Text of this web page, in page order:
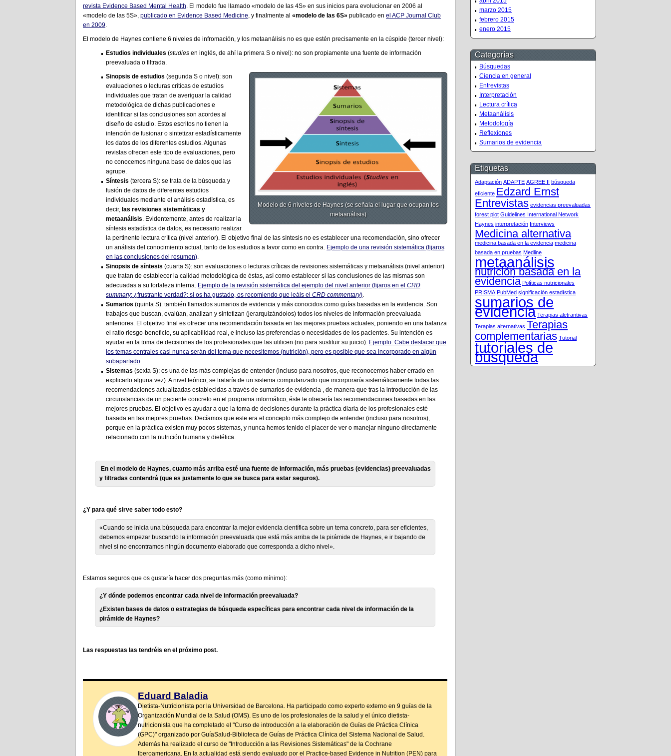
revista Evidence Based Mental Health. El modelo fue llamado «modelo de las 4S» en sus inicios para evolucionar en 2006 al
«modelo de las 5S», publicado en Evidence Based Medicine, y finalmente al «modelo de las 6S» publicado en el ACP Journal Club
en 2009.
El modelo de Haynes contiene 6 niveles de infromación, y los metaanálisis no es que estén precisamente en la cúspide (tercer nivel):
Estudios individuales (studies en inglés, de ahí la primera S o nivel): no son propiamente una fuente de información
preevaluada o filtrada.
Modelo de 6 niveles de Haynes (se señala el lugar que ocupan los
metaanálisis)
Sinopsis de estudios (segunda S o nivel): son
evaluaciones o lecturas críticas de estudios
individuales que tratan de averiguar la calidad
metodológica de dichas publicaciones e
identificar si las conclusiones son acordes al
diseño de estudio. Estos escritos no tienen la
intención de fusionar o sintetizar estadísticamente
los datos de los diferentes estudios. Algunas
revistas ofrecen este tipo de evaluaciones, pero
no conocemos ninguna base de datos que las
agrupe.
Síntesis (tercera S): se trata de la búsqueda y
fusión de datos de diferentes estudios
individuales mediante el análisis estadística, es
decir, las revisiones sistemáticas y
metaanálisis. Evidentemente, antes de realizar la
síntesis estadística de datos, es necesario realizar
la pertinente lectura crítica (nivel anterior). El objetivo final de las síntesis no es establecer una recomendación, sino ofrecer
un análisis del conocimiento actual, tanto de los estudios a favor como en contra. Ejemplo de una revisión sistemática (fijaros
en las conclusiones del resumen).
Sinopsis de síntesis (cuarta S): son evaluaciones o lecturas críticas de revisiones sistemáticas y metaanálisis (nivel anterior)
que tratan de establecer la calidad metodológica de éstas, así como establecer si las conclusiones de las mismas son
adecuadas a su fortaleza interna. Ejemplo de la revisión sistemática del ejemplo del nivel anterior (fijaros en el CRD
summary; ¿frustrante verdad?; si os ha gustado, os recomiendo que leáis el CRD commentary).
Sumarios (quinta S): también llamados sumarios de evidencia y más conocidos como guías basadas en la evidencia. Son
trabajos que buscan, evalúan, analizan y sintetizan (jerarquizándolos) todos los niveles de información preevaluada
anteriores. El objetivo final es ofrecer una recomendación basada en las mejores pruebas actuales, poniendo en una balanza
el ratio riesgo-beneficio, su aplicabilidad real, e incluso las preferencias o necesidades de los pacientes. Su intención es
ayudar en la toma de decisiones de los profesionales que las utilicen (no para sustituir su juicio). Ejemplo. Cabe destacar que
los temas centrales casi nunca serán del tema que necesitemos (nutrición), pero es posible que sea incorporado en algún
subapartado.
Sistemas (sexta S): es una de las más complejas de entender (incluso para nosotros, que reconocemos haber errado en
explicarlo alguna vez). A nivel teórico, se trataría de un sistema computarizado que incorporaría sistemáticamente todas las
recomendaciones actualizadas establecidas a través de sumarios de evidencia , de manera que tras la introducción de las
circunstancias de un paciente concreto en el programa informático, éste te ofrecería las recomendaciones basadas en las
mejores pruebas. El objetivo es ayudar a que la toma de decisiones durante la práctica diaria de los profesionales esté
basada en las mejores pruebas. Decíamos que este era el concepto más complejo de entender (incluso para nosotros),
porque en la práctica existen muy pocos sistemas, y nunca hemos tenido el placer de ver o manejar ninguno directamente
relacionado con la nutrición humana y dietética.
En el modelo de Haynes, cuanto más arriba esté una fuente de información, más pruebas (evidencias) preevaluadas
y filtradas contendrá (que es justamente lo que se busca para estar seguros).
¿Y para qué sirve saber todo esto?
«Cuando se inicia una búsqueda para encontrar la mejor evidencia científica sobre un tema concreto, para ser eficientes,
debemos empezar buscando la información preevaluada que está más arriba de la pirámide de Haynes, e ir bajando de
nivel si no encontramos ningún documento elaborado que corresponda a dicho nivel».
Estamos seguros que os gustaría hacer dos preguntas más (como mínimo):
¿Y dónde podemos encontrar cada nivel de información preevaluada?
¿Existen bases de datos o estrategias de búsqueda específicas para encontrar cada nivel de información de la
pirámide de Haynes?
Las respuestas las tendréis en el próximo post.
Eduard Baladia
Dietista-Nutricionista por la Universidad de Barcelona. Ha participado como experto externo en 9 guías de la
Organización Mundial de la Salud (OMS). Es uno de los profesionales de la salud y el único dietista-
nutricionista que ha completado el "Curso de introducción a la elaboración de Guías de Práctica Clínica
(GPC)" organizado por GuíaSalud-Biblioteca de Guías de Práctica Clínica del Sistema Nacional de Salud.
Además ha realizado el curso de "Introducción a las Revisiones Sistemáticas" de la Cochrane
Iberoamericana. En la actualidad está siendo evaluado por el Practice-based Evidence in Nutrition (PEN) para
marzo 2015
febrero 2015
enero 2015
Categorías
Búsquedas
Ciencia en general
Entrevistas
Interpretación
Lectura crítica
Metaanálisis
Metodología
Reflexiones
Sumarios de evidencia
Etiquetas
Adaptación ADAPTE AGREE II búsqueda
eficiente Edzard Ernst
Entrevistas evidencias preevaluadas
forest plot Guidelines International Network
Haynes interpretación Interviews
Medicina alternativa
medicina basada en la evidencia medicina
basada en pruebas Medline
metaanálisis
nutrición basada en la
evidencia Políticas nutricionales
PRISMA PubMed significación estadística
sumarios de
evidencia Terapias aletrantivas
Terapias alternativas Terapias
complementarias Tutorial
tutoriales de
búsqueda